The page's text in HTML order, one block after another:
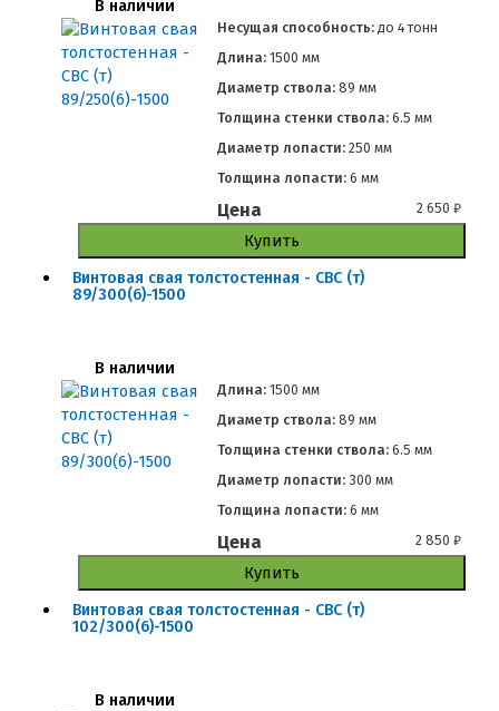
В наличии
Несущая способность: до 4 тонн
Длина:1500 мм
Диаметр ствола:89 мм
Толщина стенки ствола:6.5 мм
Диаметр лопасти:250 мм
Толщина лопасти:6 мм
Цена 2 650₽
Купить
Винтовая свая толстостенная - СВС (т)
89/300(6)-1500
В наличии
Длина:1500 мм
Диаметр ствола:89 мм
Толщина стенки ствола:6.5 мм
Диаметр лопасти:300 мм
Толщина лопасти:6 мм
Цена 2 850₽
Купить
Винтовая свая толстостенная - СВС (т)
102/300(6)-1500
В наличии